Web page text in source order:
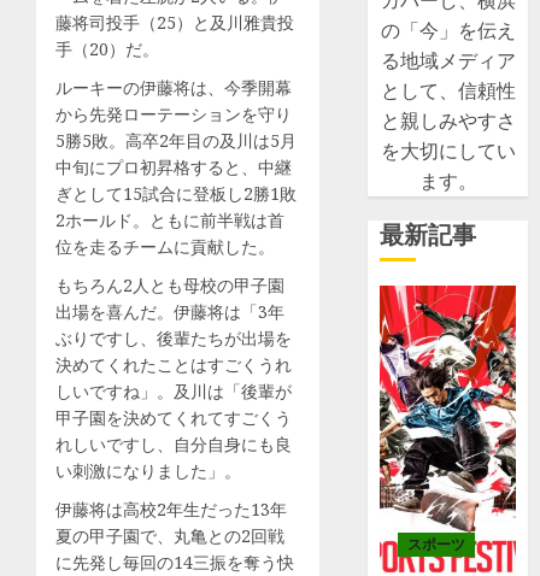
藤将司投手（25）と及川雅貴投
手（20）だ。
ルーキーの伊藤将は、今季開幕
から先発ローテーションを守り
5勝5敗。高卒2年目の及川は5月
中旬にプロ初昇格すると、中継
ぎとして15試合に登板し2勝1敗
2ホールド。ともに前半戦は首
位を走るチームに貢献した。
もちろん2人とも母校の甲子園
出場を喜んだ。伊藤将は「3年
ぶりですし、後輩たちが出場を
決めてくれたことはすごくうれ
しいですね」。及川は「後輩が
甲子園を決めてくれてすごくう
れしいですし、自分自身にも良
い刺激になりました」。
伊藤将は高校2年生だった13年
夏の甲子園で、丸亀との2回戦
に先発し毎回の14三振を奪う快
の「今」を伝え
る地域メディア
として、信頼性
と親しみやすさ
を大切にしてい
ます。
最新記事
スポーツ